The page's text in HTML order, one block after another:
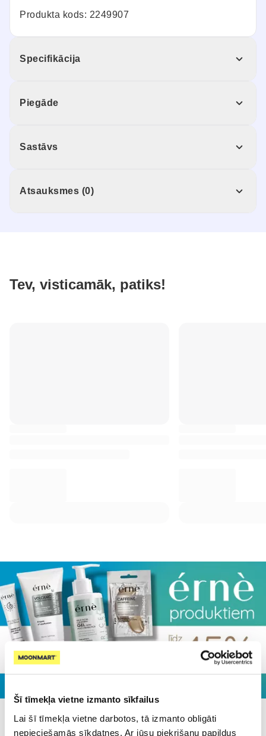
Šī tīmekļa vietne izmanto sīkfailus
Lai šī tīmekļa vietne darbotos, tā izmanto obligāti
nepieciešamās sīkdatnes. Ar jūsu piekrišanu papildus
Produkta kods: 2249907
Specifikācija
Piegāde
Sastāvs
Atsauksmes (0)
Tev, visticamāk, patiks!
Populārākie kategorijā